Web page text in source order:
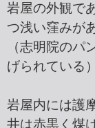
岩屋の外観で
つ浅い窪みが
（志明院のパ
げられている）
岩屋内には護
井は赤黒く煤